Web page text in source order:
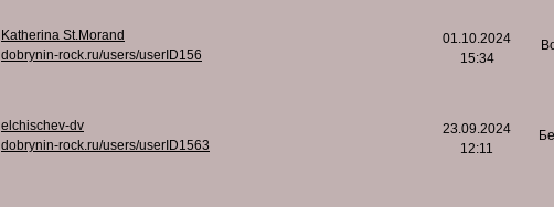
Katherina St.Morand
dobrynin-rock.ru/users/userID156
01.10.2024
15:34
elchischev-dv
dobrynin-rock.ru/users/userID1563
23.09.2024
12:11